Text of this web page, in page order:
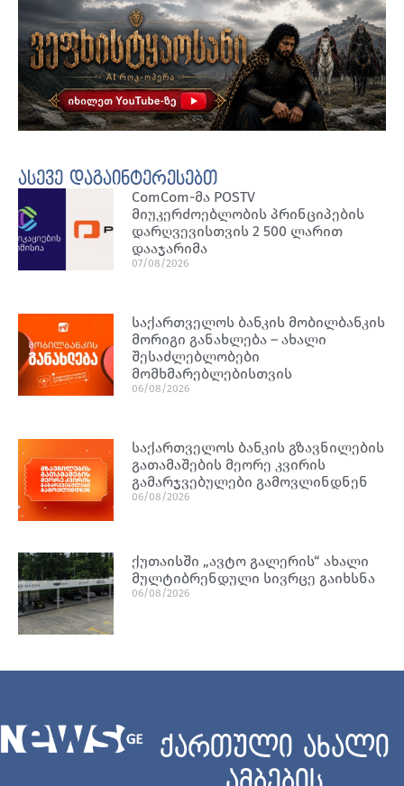
ასევე დაგაინტერესებთ
ComCom-მა POSTV
მიუკერძოებლობის პრინციპების
დარღვევისთვის 2 500 ლარით
დააჯარიმა
07/08/2026
საქართველოს ბანკის მობილბანკის
მორიგი განახლება – ახალი
შესაძლებლობები
მომხმარებლებისთვის
06/08/2026
საქართველოს ბანკის გზავნილების
გათამაშების მეორე კვირის
გამარჯვებულები გამოვლინდნენ
06/08/2026
ქუთაისში „ავტო გალერის“ ახალი
მულტიბრენდული სივრცე გაიხსნა
06/08/2026
ქართული ახალი